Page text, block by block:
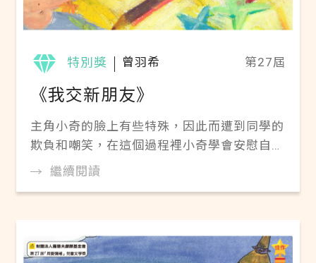
特別獎 曾羽希 第27屆
《我交新朋友》
主角小奇的臉上有些特殊，因此而遭到同學的
欺負和嘲笑，在這個過程裡小奇學會安慰自
己，也勇敢接受和別人不一樣的地方。線上閱
繼續閱讀